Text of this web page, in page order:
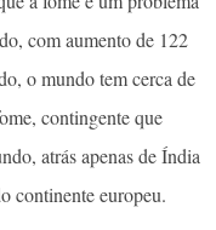
com aumento de 122
o mundo tem cerca de
contingente que
atrás apenas de Índia
continente europeu.